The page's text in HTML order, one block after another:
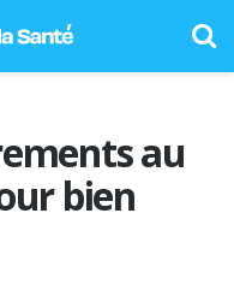
au
bien